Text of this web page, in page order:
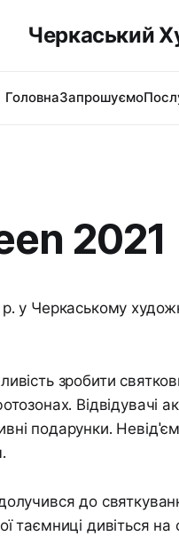
Черкаський
ГоловнаЗапрошуємо
2021
у Черкаському
зробити
Відвідувачі
подарунки.
до
таємниці дивіться на